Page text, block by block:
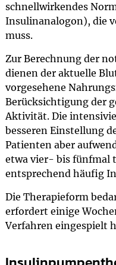
schnellwirkendes
Insulinanalogon), die
muss.
Zur Berechnung der
dienen der aktuelle
vorgesehene
Berücksichtigung der
Aktivität. Die
besseren Einstellung
Patienten aber
etwa vier- bis fünfmal
entsprechend häufig
Die Therapieform
erfordert einige
Verfahren eingespielt